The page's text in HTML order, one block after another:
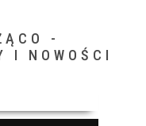
-
I NOWOŚCI